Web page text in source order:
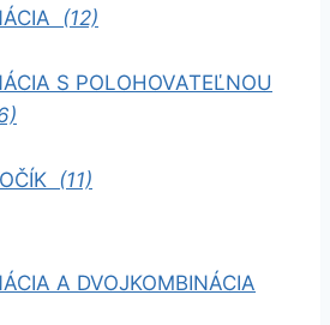
(12)
S POLOHOVATEĽNOU
(11)
A DVOJKOMBINÁCIA